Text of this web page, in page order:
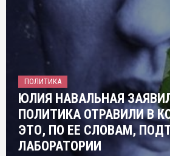
ПОЛИТИКА
ЮЛИЯ НАВАЛЬНАЯ
ПОЛИТИКА ОТРАВИЛИ В
ЭТО, ПО ЕЕ СЛОВАМ,
ЛАБОРАТОРИИ